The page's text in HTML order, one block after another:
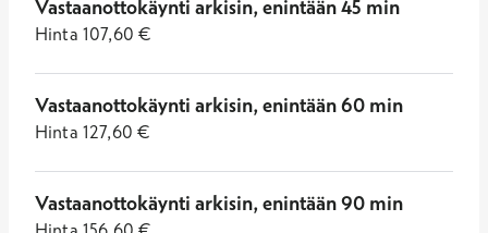
Vastaanottokäynti arkisin, enintään 45 min
Hinta 107,60 €
Vastaanottokäynti arkisin, enintään 60 min
Hinta 127,60 €
Vastaanottokäynti arkisin, enintään 90 min